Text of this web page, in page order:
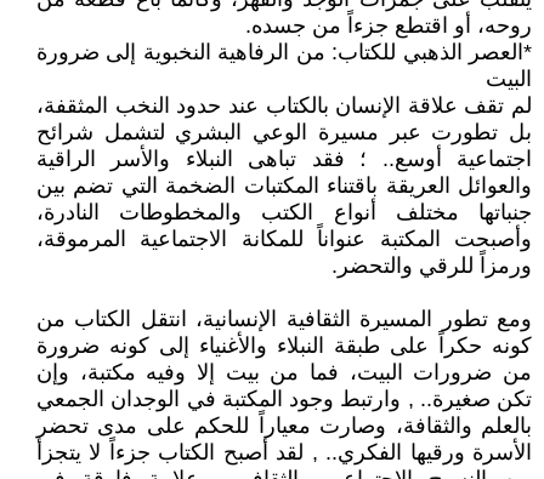
روحه، أو اقتطع جزءاً من جسده.
*العصر الذهبي للكتاب: من الرفاهية النخبوية إلى ضرورة
البيت
لم تقف علاقة الإنسان بالكتاب عند حدود النخب المثقفة،
بل تطورت عبر مسيرة الوعي البشري لتشمل شرائح
اجتماعية أوسع.. ؛ فقد تباهى النبلاء والأسر الراقية
والعوائل العريقة باقتناء المكتبات الضخمة التي تضم بين
جنباتها مختلف أنواع الكتب والمخطوطات النادرة،
وأصبحت المكتبة عنواناً للمكانة الاجتماعية المرموقة،
ورمزاً للرقي والتحضر.
ومع تطور المسيرة الثقافية الإنسانية، انتقل الكتاب من
كونه حكراً على طبقة النبلاء والأغنياء إلى كونه ضرورة
من ضرورات البيت، فما من بيت إلا وفيه مكتبة، وإن
تكن صغيرة.. , وارتبط وجود المكتبة في الوجدان الجمعي
بالعلم والثقافة، وصارت معياراً للحكم على مدى تحضر
الأسرة ورقيها الفكري.. , لقد أصبح الكتاب جزءاً لا يتجزأ